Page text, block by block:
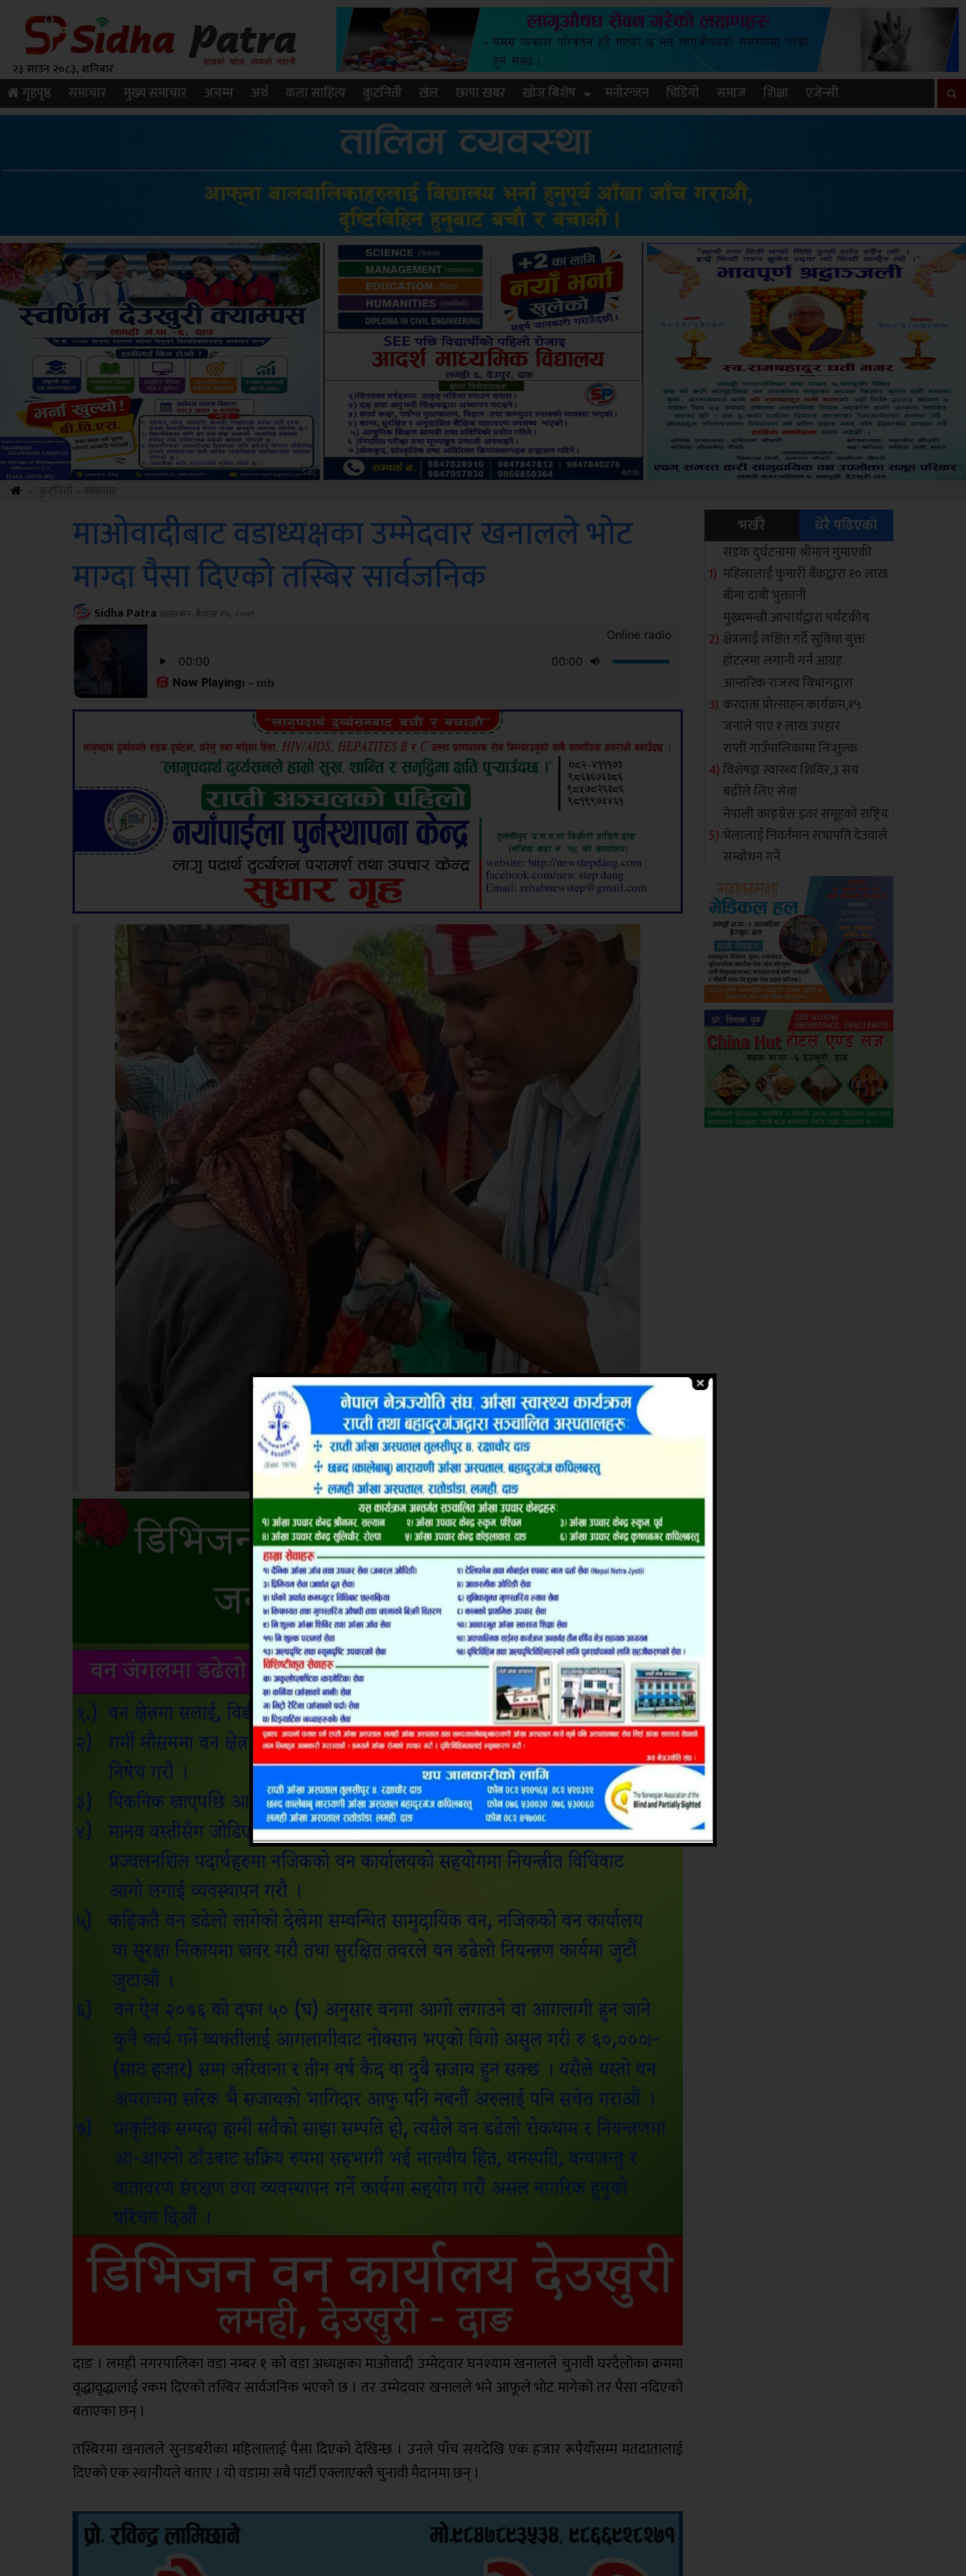
२३ साउन २०८३, शनिबार
गृहपृष्ठ समाचार मुख्य समाचार अचम्म अर्थ कला साहित्य कुटनिती खेल छापा खबर खोज बिशेष मनोरन्जन भिडियो समाज शिक्षा एजेन्सी
Amb ksbus Sdc
माओवादीबाट वडाध्यक्षका उम्मेदवार खनालले भोट
माग्दा पैसा दिएको तस्बिर सार्वजनिक
Sidha Patra आइतबार, बैशाख २५, २०७९
दाङ । लमही नगरपालिका वडा नम्बर १ को वडा अध्यक्षका माओवादी उम्मेदवार घनश्याम खनालले चुनावी घरदैलोका क्रममा
वृद्धावृद्धालाई रकम दिएको तस्बिर सार्वजनिक भएको छ । तर उम्मेदवार खनालले भने आफूले भाेट मागेको तर पैसा नदिएको
बताएका छन् ।
तस्बिरमा खनालले सुनडबरीका महिलालाई पैसा दिएको देखिन्छ । उनले पाँच सयदेखि एक हजार रूपैयाँसम्म मतदातालाई
दिएको एक स्थानीयले बताए । यो वडामा सबै पार्टी एक्लाएक्लै चुनावी मैदानमा छन् ।
भर्खरै धेरै पढिएको
सडक दुर्घटनामा श्रीमान गुमाएकी
महिलालाई कुमारी बैंकद्वारा १० लाख
बीमा दाबी भुक्तानी
मुख्यमन्त्री आचार्यद्वारा पर्यटकीय
क्षेत्रलाई लक्षित गर्दै सुविधा युक्त
होटलमा लगानी गर्न आग्रह
आन्तरिक राजस्व विभागद्वारा
करदाता प्रोत्साहन कार्यक्रम,१५
जनाले पाए १ लाख उपहार
राप्ती गाउँपालिकामा निःशुल्क
विशेषज्ञ स्वास्थ्य शिविर,३ सय
बढीले लिए सेवा
नेपाली काङ्ग्रेस इतर समूहको राष्ट्रिय
भेलालाई निवर्तमान सभापति देउवाले
सम्बोधन गर्ने